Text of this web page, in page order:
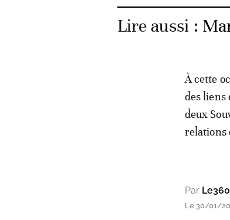
Lire aussi :
À cette
des liens
deux
relations
Par
Le 30/01/